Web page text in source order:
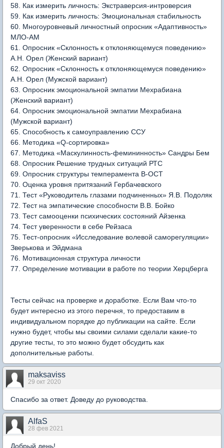
58. Как измерить личность: Экстраверсия-интроверсия
59. Как измерить личность: Эмоциональная стабильность
60. Многоуровневый личностный опросник «Адаптивность»
МЛО-АМ
61. Опросник «Склонность к отклоняющемуся поведению»
А.Н. Орел (Женский вариант)
62. Опросник «Склонность к отклоняющемуся поведению»
А.Н. Орел (Мужской вариант)
63. Опросник эмоциональной эмпатии Мехрабиана
(Женский вариант)
64. Опросник эмоциональной эмпатии Мехрабиана
(Мужской вариант)
65. Способность к самоуправлению ССУ
66. Методика «Q-сортировка»
67. Методика «Маскулинность-фемининность» Сандры Бем
68. Опросник Решение трудных ситуаций РТС
69. Опросник структуры темперамента В-ОСТ
70. Оценка уровня притязаний Гербачевского
71. Тест «Руководитель глазами подчиненных» Я.В. Подоляк
72. Тест на эмпатические способности В.В. Бойко
73. Тест самооценки психических состояний Айзенка
74. Тест уверенности в себе Рейзаса
75. Тест-опросник «Исследование волевой саморегуляции»
Зверькова и Эйдмана
76. Мотивационная структура личности
77. Определение мотивации в работе по теории Херцберга
Тесты сейчас на проверке и доработке. Если Вам что-то
будет интересно из этого перечня, то предоставим в
индивидуальном порядке до публикации на сайте. Если
нужно будет, чтобы мы своими силами сделали какие-то
другие тесты, то это можно будет обсудить как
дополнительные работы.
maksaviss
29 окт 2020
Спасибо за ответ. Доведу до руководства.
AlfaS
28 фев 2021
Добрый день!